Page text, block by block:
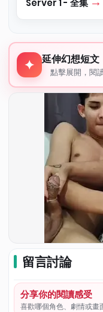
Server 1 - 全集
延伸幻想短文
✦ 延伸幻想短文
點擊展開，閱
留言討論
分享你的閱讀感受
喜歡哪個角色、劇情或畫